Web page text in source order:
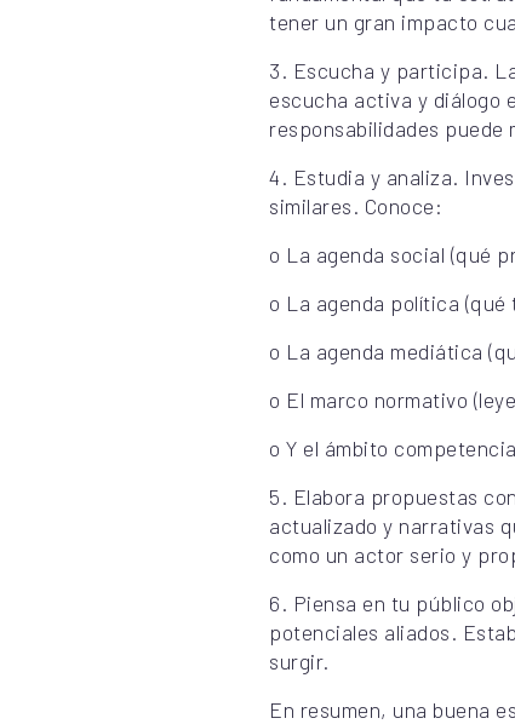
tener un gran impacto
3. Escucha y participa.
escucha activa y diálogo
responsabilidades puede
4. Estudia y analiza.
similares. Conoce:
o La agenda social (qué
o La agenda política
o La agenda mediática
o El marco normativo
o Y el ámbito
5. Elabora propuestas
actualizado y narrativas
como un actor serio y
6. Piensa en tu público
potenciales aliados.
surgir.
En resumen, una buena